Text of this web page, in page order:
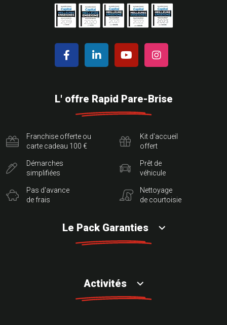
L' offre Rapid Pare-Brise
Franchise offerte ou
carte cadeau 100 €
Démarches
simplifiées
Pas d'avance
de frais
Kit d'accueil
offert
Prêt de
véhicule
Nettoyage
de courtoisie
Le Pack Garanties
Activités